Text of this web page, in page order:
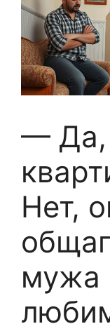
— Да,
Нет,
мужа